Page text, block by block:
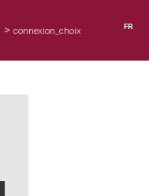
> connexion_choix FR